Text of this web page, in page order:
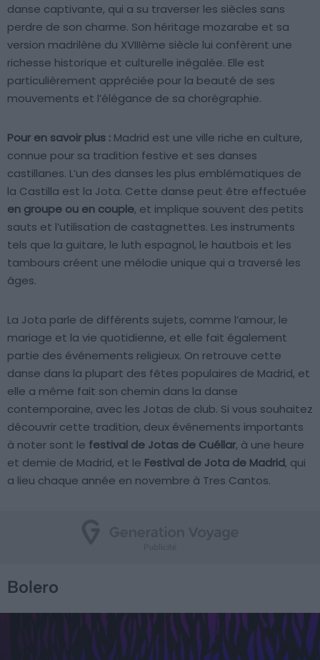
danse captivante, qui a su traverser les siècles sans
perdre de son charme. Son héritage mozarabe et sa
version madrilène du XVIIIème siècle lui confèrent une
richesse historique et culturelle inégalée. Elle est
particulièrement appréciée pour la beauté de ses
mouvements et l’élégance de sa chorégraphie.
Pour en savoir plus : Madrid est une ville riche en culture,
connue pour sa tradition festive et ses danses
castillanes. L’un des danses les plus emblématiques de
la Castilla est la Jota. Cette danse peut être effectuée
en groupe ou en couple, et implique souvent des petits
sauts et l’utilisation de castagnettes. Les instruments
tels que la guitare, le luth espagnol, le hautbois et les
tambours créent une mélodie unique qui a traversé les
âges.
La Jota parle de différents sujets, comme l’amour, le
mariage et la vie quotidienne, et elle fait également
partie des événements religieux. On retrouve cette
danse dans la plupart des fêtes populaires de Madrid, et
elle a même fait son chemin dans la danse
contemporaine, avec les Jotas de club. Si vous souhaitez
découvrir cette tradition, deux événements importants
à noter sont le festival de Jotas de Cuéllar, à une heure
et demie de Madrid, et le Festival de Jota de Madrid, qui
a lieu chaque année en novembre à Tres Cantos.
Bolero